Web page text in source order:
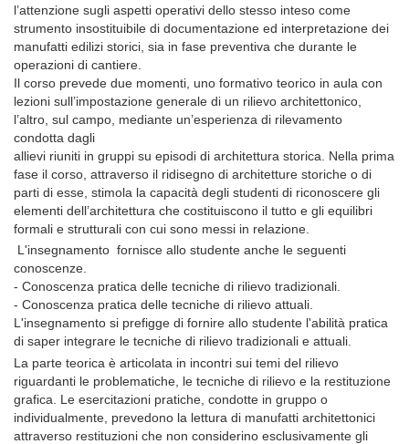
l’attenzione sugli aspetti operativi dello stesso inteso come
strumento insostituibile di documentazione ed interpretazione dei
manufatti edilizi storici, sia in fase preventiva che durante le
operazioni di cantiere.
Il corso prevede due momenti, uno formativo teorico in aula con
lezioni sull’impostazione generale di un rilievo architettonico,
l’altro, sul campo, mediante un’esperienza di rilevamento
condotta dagli
allievi riuniti in gruppi su episodi di architettura storica. Nella prima
fase il corso, attraverso il ridisegno di architetture storiche o di
parti di esse, stimola la capacità degli studenti di riconoscere gli
elementi dell’architettura che costituiscono il tutto e gli equilibri
formali e strutturali con cui sono messi in relazione.
L'insegnamento fornisce allo studente anche le seguenti
conoscenze.
- Conoscenza pratica delle tecniche di rilievo tradizionali.
- Conoscenza pratica delle tecniche di rilievo attuali.
L'insegnamento si prefigge di fornire allo studente l'abilità pratica
di saper integrare le tecniche di rilievo tradizionali e attuali.
La parte teorica è articolata in incontri sui temi del rilievo
riguardanti le problematiche, le tecniche di rilievo e la restituzione
grafica. Le esercitazioni pratiche, condotte in gruppo o
individualmente, prevedono la lettura di manufatti architettonici
attraverso restituzioni che non considerino esclusivamente gli